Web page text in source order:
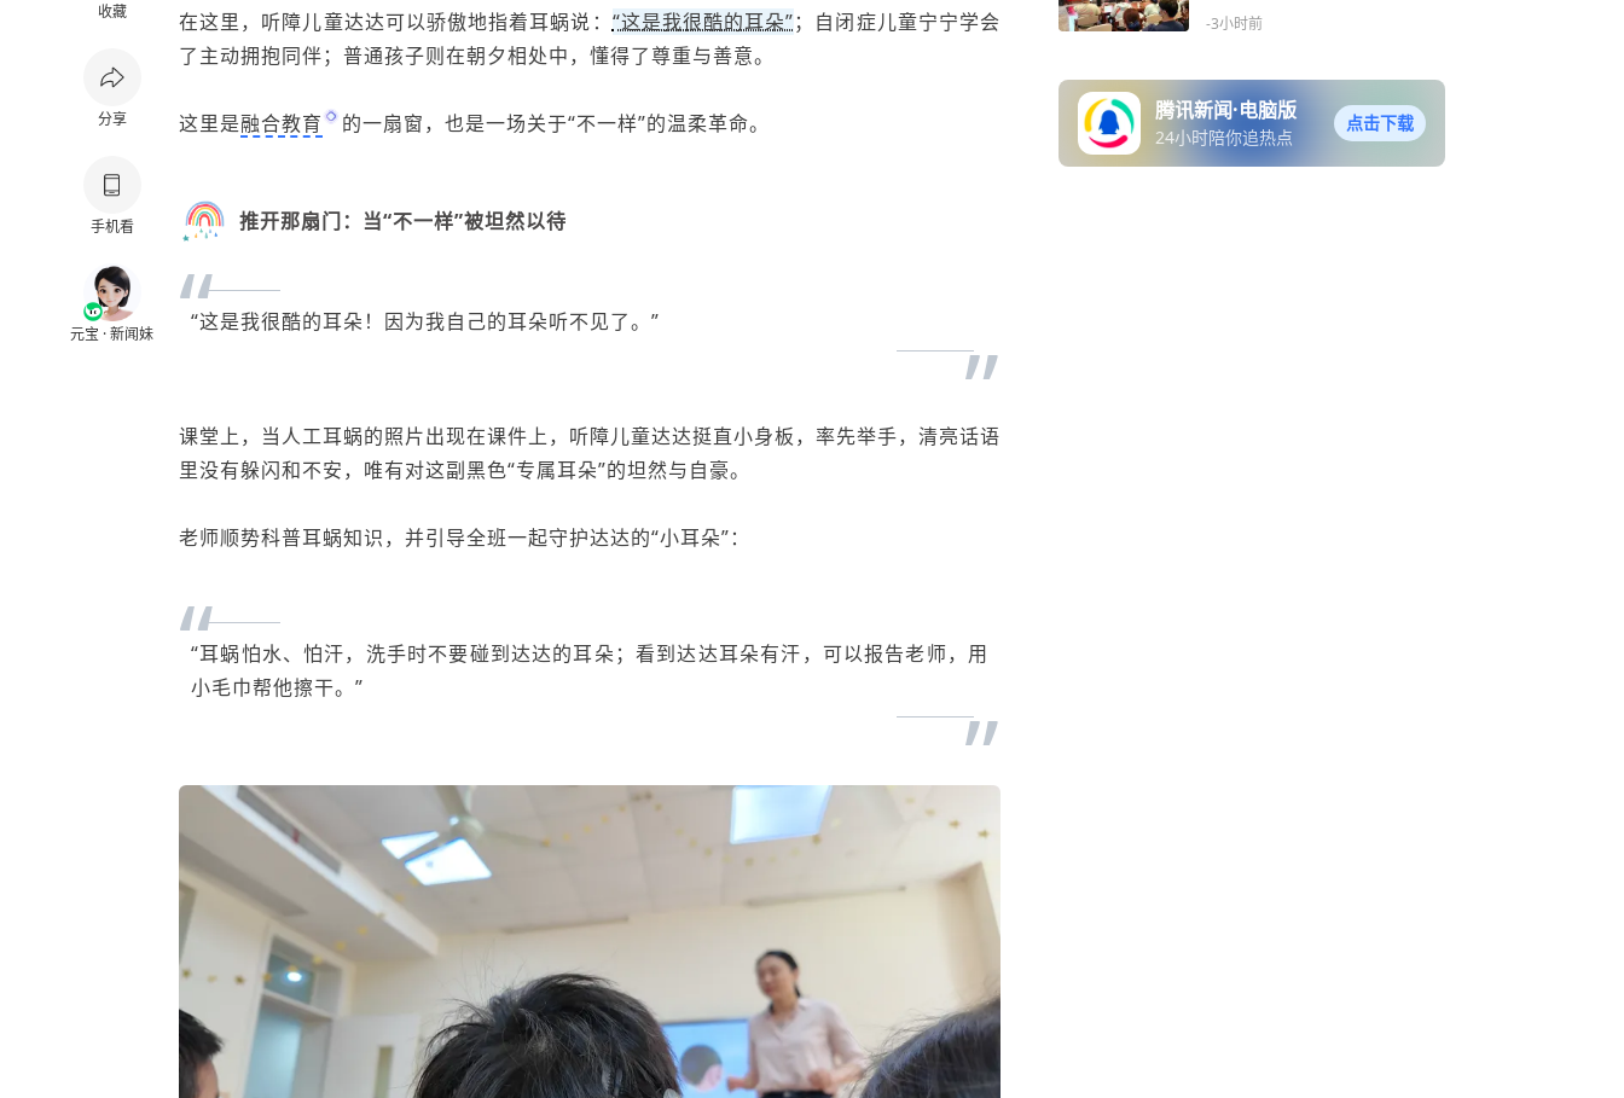
收藏
分享
手机看
元宝 · 新闻妹
在这里，听障儿童达达可以骄傲地指着耳蜗说： “这是我很酷的耳朵”；自闭症儿童宁宁学会
了主动拥抱同伴；普通孩子则在朝夕相处中，懂得了尊重与善意。
这里是融合教育 的一扇窗，也是一场关于“不一样”的温柔革命。
推开那扇门：当“不一样”被坦然以待
“
“这是我很酷的耳朵！因为我自己的耳朵听不见了。”
”
课堂上，当人工耳蜗的照片出现在课件上，听障儿童达达挺直小身板，率先举手，清亮话语
里没有躲闪和不安，唯有对这副黑色“专属耳朵”的坦然与自豪。
老师顺势科普耳蜗知识，并引导全班一起守护达达的“小耳朵”：
“
“耳蜗怕水、怕汗，洗手时不要碰到达达的耳朵；看到达达耳朵有汗，可以报告老师，用
小毛巾帮他擦干。”
”
-3小时前
腾讯新闻·电脑版
24小时陪你追热点
点击下载